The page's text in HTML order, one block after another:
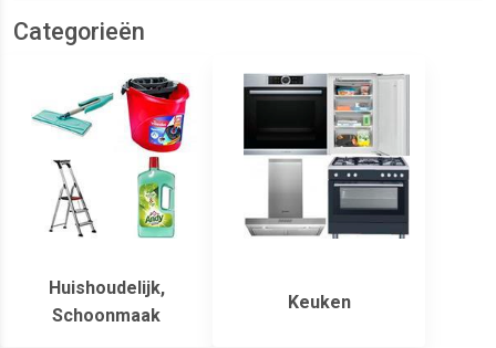
Categorieën
Huishoudelijk,
Schoonmaak
Keuken